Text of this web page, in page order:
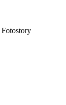
Fotostory